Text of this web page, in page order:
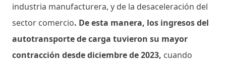
industria manufacturera, y de la desaceleración del
sector comercio. De esta manera, los ingresos del
autotransporte de carga tuvieron su mayor
contracción desde diciembre de 2023, cuando